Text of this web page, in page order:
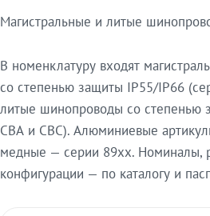
Магистральные и литые
В номенклатуру входят
со степенью защиты IP55/IP66
литые шинопроводы со степенью
СВА и СВС). Алюминиевые
медные — серии 89xx. Номиналы,
конфигурации — по каталогу и